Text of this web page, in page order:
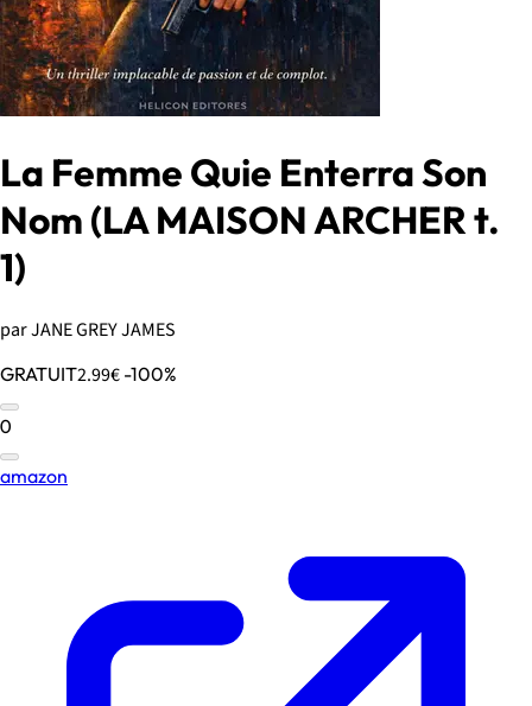
La Femme Quie Enterra Son
Nom (LA MAISON ARCHER t.
1)
par JANE GREY JAMES
GRATUIT2.99€ -100%
0
amazon